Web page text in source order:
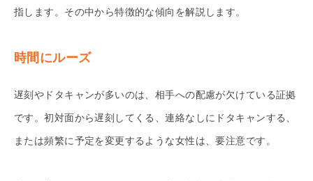
指します。その中から特徴的な傾向を解説します。
時間にルーズ
遅刻やドタキャンが多いのは、相手への配慮が欠けている証拠
です。初対面から遅刻してくる、連絡なしにドタキャンする、
または頻繁に予定を変更するような女性は、要注意です。